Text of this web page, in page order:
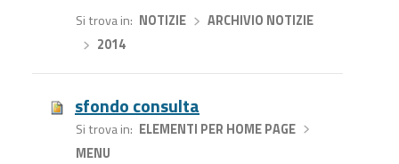
Si trova in NOTIZIE›
ARCHIVIO NOTIZIE
2014
sfondo consulta
Si trova in ELEMENTI PER HOME PAGE›
MENU